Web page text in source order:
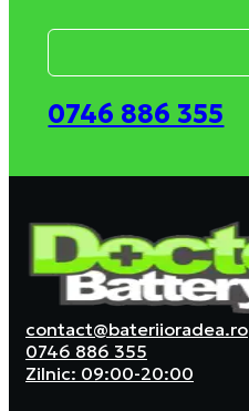
0746 886 355
contact@bateriioradea.ro
0746 886 355
Zilnic: 09:00-20:00